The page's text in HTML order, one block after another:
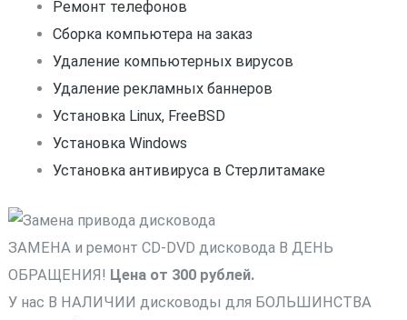
Ремонт телефонов
Сборка компьютера на заказ
Удаление компьютерных вирусов
Удаление рекламных баннеров
Установка Linux, FreeBSD
Установка Windows
Установка антивируса в Стерлитамаке
ЗАМЕНА и ремонт CD-DVD дисковода В ДЕНЬ
ОБРАЩЕНИЯ! Цена от 300 рублей.
У нас В НАЛИЧИИ дисководы для БОЛЬШИНСТВА